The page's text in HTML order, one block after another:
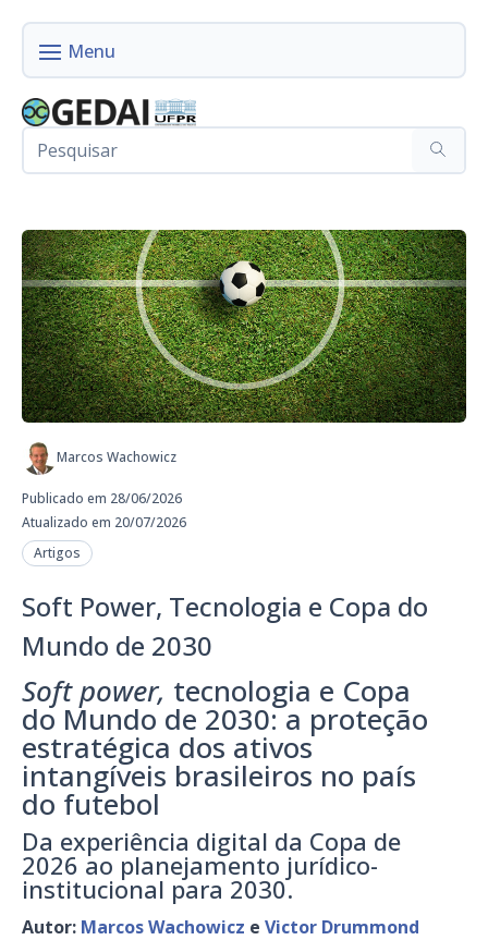
Marcos Wachowicz
Publicado em 28/06/2026
Atualizado em 20/07/2026
Artigos
Soft Power, Tecnologia e Copa do
Mundo de 2030
Soft power, tecnologia e Copa
do Mundo de 2030: a proteção
estratégica dos ativos
intangíveis brasileiros no país
do futebol
Da experiência digital da Copa de
2026 ao planejamento jurídico-
institucional para 2030.
Autor: Marcos Wachowicz e Victor Drummond